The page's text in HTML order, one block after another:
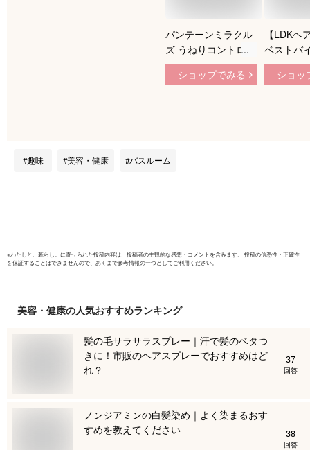
パンテーンミラクル
ズ うねりコントロー
ル＆リペア ポンプセ
ット(1セット)
ショップでみる
【LDKヘ
ベストバ
12/JU-NI
コンデ
ショッ
趣味 美容・健康 バスルーム
※わたしと、暮らし。 に寄せられた投稿内容は、投稿者の主観的な感想・コメントを含みます。 投稿の信憑性・正確性
を保証することはできませんので、あくまで参考情報の一つとしてご利用ください。
美容・健康の人気おすすめランキング
髪の毛サラサラスプレー｜汗で髪のベタつ
きに！市販のヘアスプレーでおすすめはど
れ？
37
回答
ノンジアミンの白髪染め｜よく染まるおす
すめを教えてください
38
回答